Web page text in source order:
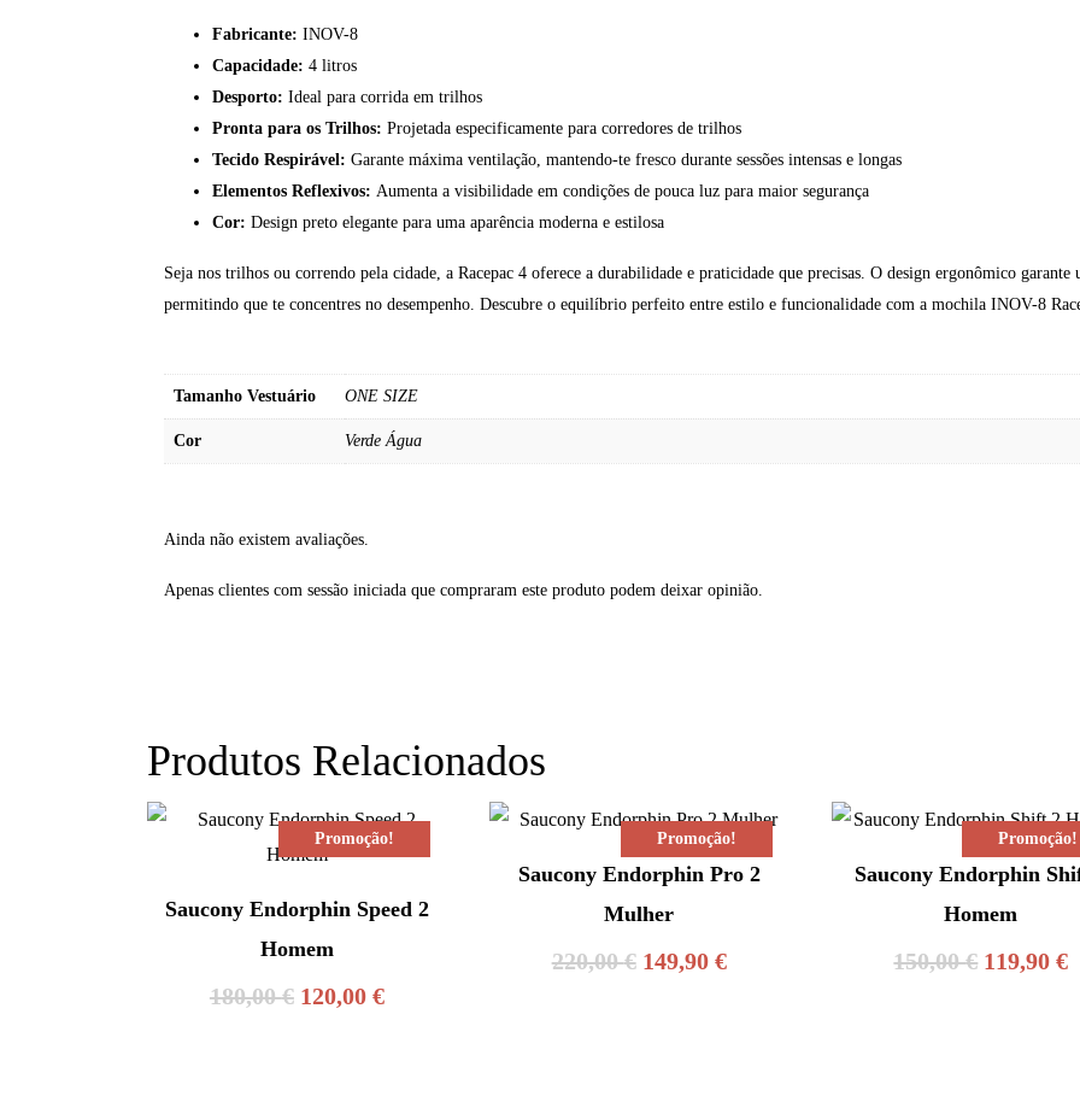
Fabricante: INOV-8
Capacidade: 4 litros
Desporto: Ideal para corrida em trilhos
Pronta para os Trilhos: Projetada especificamente para corredores de trilhos
Tecido Respirável: Garante máxima ventilação, mantendo-te fresco durante sessões intensas e longas
Elementos Reflexivos: Aumenta a visibilidade em condições de pouca luz para maior segurança
Cor: Design preto elegante para uma aparência moderna e estilosa
Seja nos trilhos ou correndo pela cidade, a Racepac 4 oferece a durabilidade e praticidade que precisas. O design ergonômico
permitindo que te concentres no desempenho. Descubre o equilíbrio perfeito entre estilo e funcionalidade com a mochila INOV-8
Tamanho Vestuário ONE SIZE
Cor Verde Água
Ainda não existem avaliações.
Apenas clientes com sessão iniciada que compraram este produto podem deixar opinião.
Produtos Relacionados
Promoção!
Saucony Endorphin Speed 2
Homem
180,00€ O
120,00 €O
Promoção!
Saucony Endorphin Pro 2
Mulher
220,00€ O
149,90 €O
Promoção!
Saucony Endorphin
Homem
150,00€ O
119,90€O